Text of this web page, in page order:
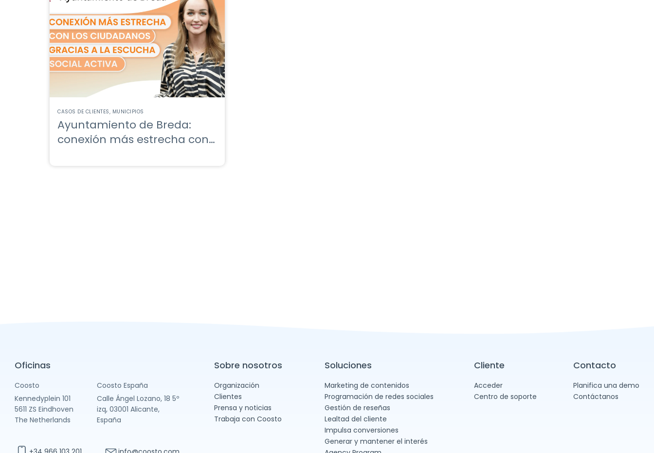
CASOS DE CLIENTES MUNICIPIOS
Ayuntamiento de Breda:
conexión más estrecha con
Oficinas
Coosto
Kennedyplein 101
5611 ZS Eindhoven
The Netherlands
Coosto España
Calle Ángel Lozano, 18 5º
izq, 03001 Alicante,
España
Sobre nosotros
Organización
Clientes
Prensa y noticias
Trabaja con Coosto
Soluciones
Marketing de contenidos
Programación de redes sociales
Gestión de reseñas
Lealtad del cliente
Impulsa conversiones
Generar y mantener el interés
Cliente
Acceder
Centro de soporte
Contacto
Planifica una demo
Contáctanos